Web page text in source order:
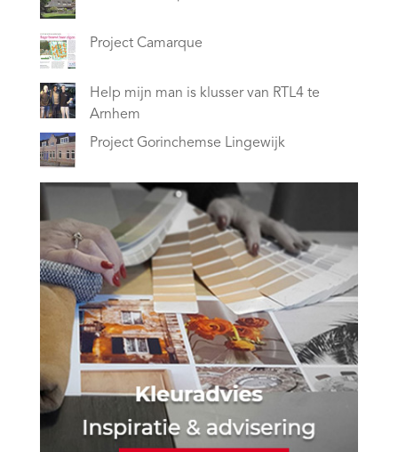
Project Camarque
Help mijn man is klusser van RTL4 te
Arnhem
Project Gorinchemse Lingewijk